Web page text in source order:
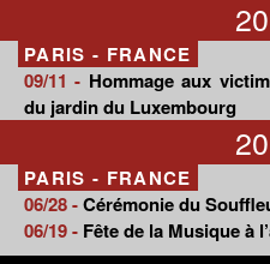
PARIS - FRANCE
09/11 - Hommage aux
du jardin du Luxembourg
PARIS - FRANCE
06/28 -Cérémonie du
06/19 - Fête de la Musique à